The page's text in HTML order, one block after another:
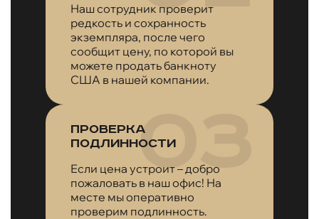
Наш сотрудник проверит
редкость и сохранность
экземпляра, после чего
сообщит цену, по которой вы
можете продать банкноту
США в нашей компании.
Проверка
подлинности
Если цена устроит – добро
пожаловать в наш офис! На
месте мы оперативно
проверим подлинность.